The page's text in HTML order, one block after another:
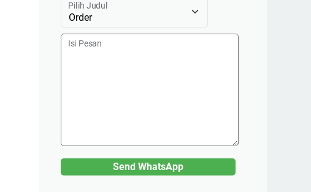
Pilih Judul
Isi Pesan
Send WhatsApp